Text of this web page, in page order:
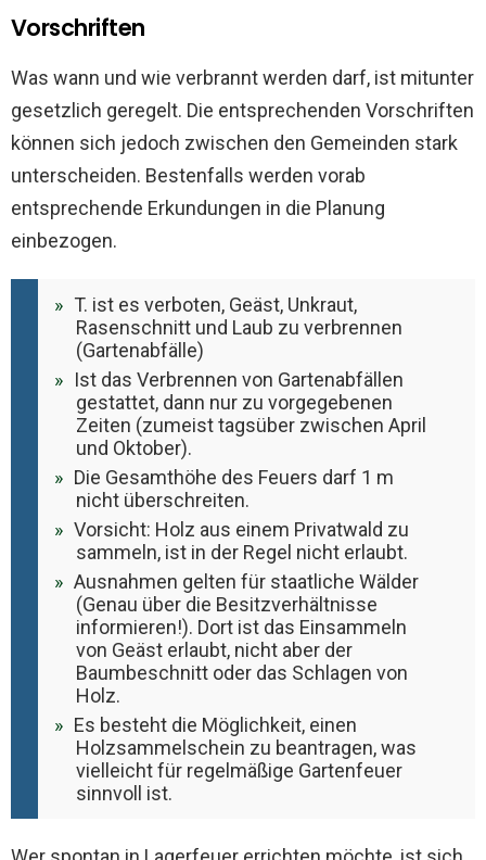
Vorschriften
Was wann und wie verbrannt werden darf, ist mitunter
gesetzlich geregelt. Die entsprechenden Vorschriften
können sich jedoch zwischen den Gemeinden stark
unterscheiden. Bestenfalls werden vorab
entsprechende Erkundungen in die Planung
einbezogen.
T. ist es verboten, Geäst, Unkraut,
Rasenschnitt und Laub zu verbrennen
(Gartenabfälle)
Ist das Verbrennen von Gartenabfällen
gestattet, dann nur zu vorgegebenen
Zeiten (zumeist tagsüber zwischen April
und Oktober).
Die Gesamthöhe des Feuers darf 1 m
nicht überschreiten.
Vorsicht: Holz aus einem Privatwald zu
sammeln, ist in der Regel nicht erlaubt.
Ausnahmen gelten für staatliche Wälder
(Genau über die Besitzverhältnisse
informieren!). Dort ist das Einsammeln
von Geäst erlaubt, nicht aber der
Baumbeschnitt oder das Schlagen von
Holz.
Es besteht die Möglichkeit, einen
Holzsammelschein zu beantragen, was
vielleicht für regelmäßige Gartenfeuer
sinnvoll ist.